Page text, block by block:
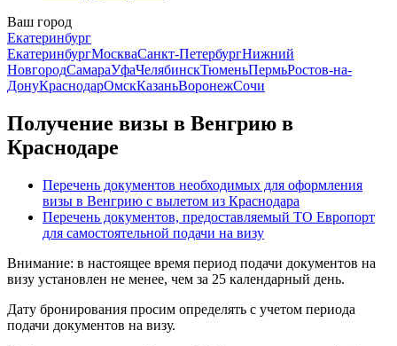
Ваш город
Екатеринбург
ЕкатеринбургМоскваСанкт-ПетербургНижний
НовгородСамараУфаЧелябинскТюменьПермьРостов-на-
ДонуКраснодарОмскКазаньВоронежСочи
Получение визы в Венгрию в
Краснодаре
Перечень документов необходимых для оформления
визы в Венгрию с вылетом из Краснодара
Перечень документов, предоставляемый ТО Европорт
для самостоятельной подачи на визу
Внимание: в настоящее время период подачи документов на
визу установлен не менее, чем за 25 календарный день.
Дату бронирования просим определять с учетом периода
подачи документов на визу.